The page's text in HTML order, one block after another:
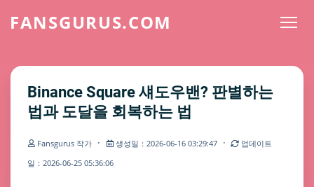
FANSGURUS.COM
Binance Square 섀도우밴? 판별하는
법과 도달을 회복하는 법
Fansgurus 작가 · 생성일：2026-06-16 03:29:47 ·
업데이트
일：2026-06-25 05:36:06